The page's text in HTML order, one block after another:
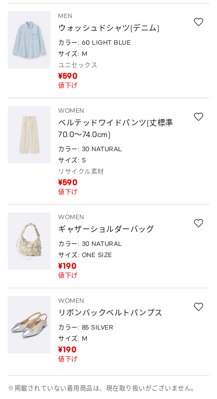
MEN
ウォッシュドシャツ(デニム)
カラー: 60 LIGHT BLUE
サイズ: M
ユニセックス
¥590
値下げ
WOMEN
ベルテッドワイドパンツ(丈標準
70.0～74.0cm)
カラー: 30 NATURAL
サイズ: S
リサイクル素材
¥590
値下げ
WOMEN
ギャザーショルダーバッグ
カラー: 30 NATURAL
サイズ: ONE SIZE
¥190
値下げ
WOMEN
リボンバックベルトパンプス
カラー: 85 SILVER
サイズ: M
¥190
値下げ
※掲載されていない着用商品は、現在取り扱いがございません。